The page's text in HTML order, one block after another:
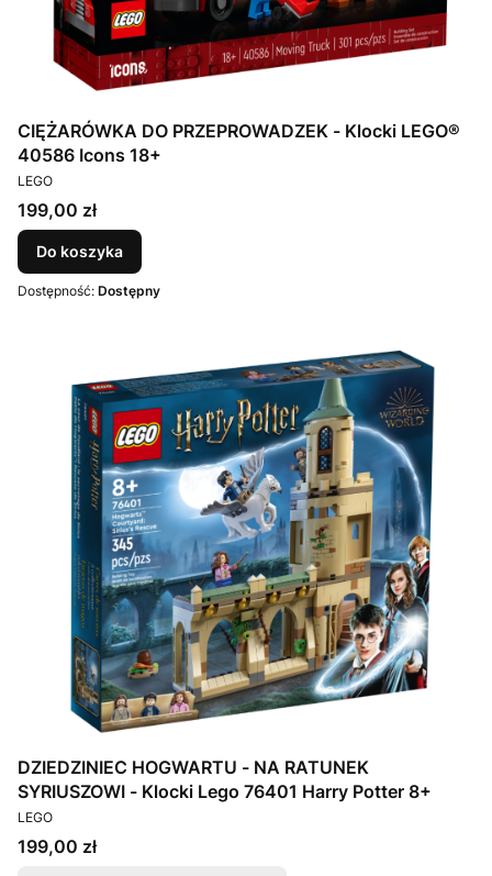
CIĘŻARÓWKA DO PRZEPROWADZEK - Klocki LEGO®
40586 Icons 18+
PRODUCENT
LEGO
Cena
199,00 zł
Do koszyka
Dostępność: Dostępny
DZIEDZINIEC HOGWARTU - NA RATUNEK
SYRIUSZOWI - Klocki Lego 76401 Harry Potter 8+
PRODUCENT
LEGO
Cena
199,00 zł